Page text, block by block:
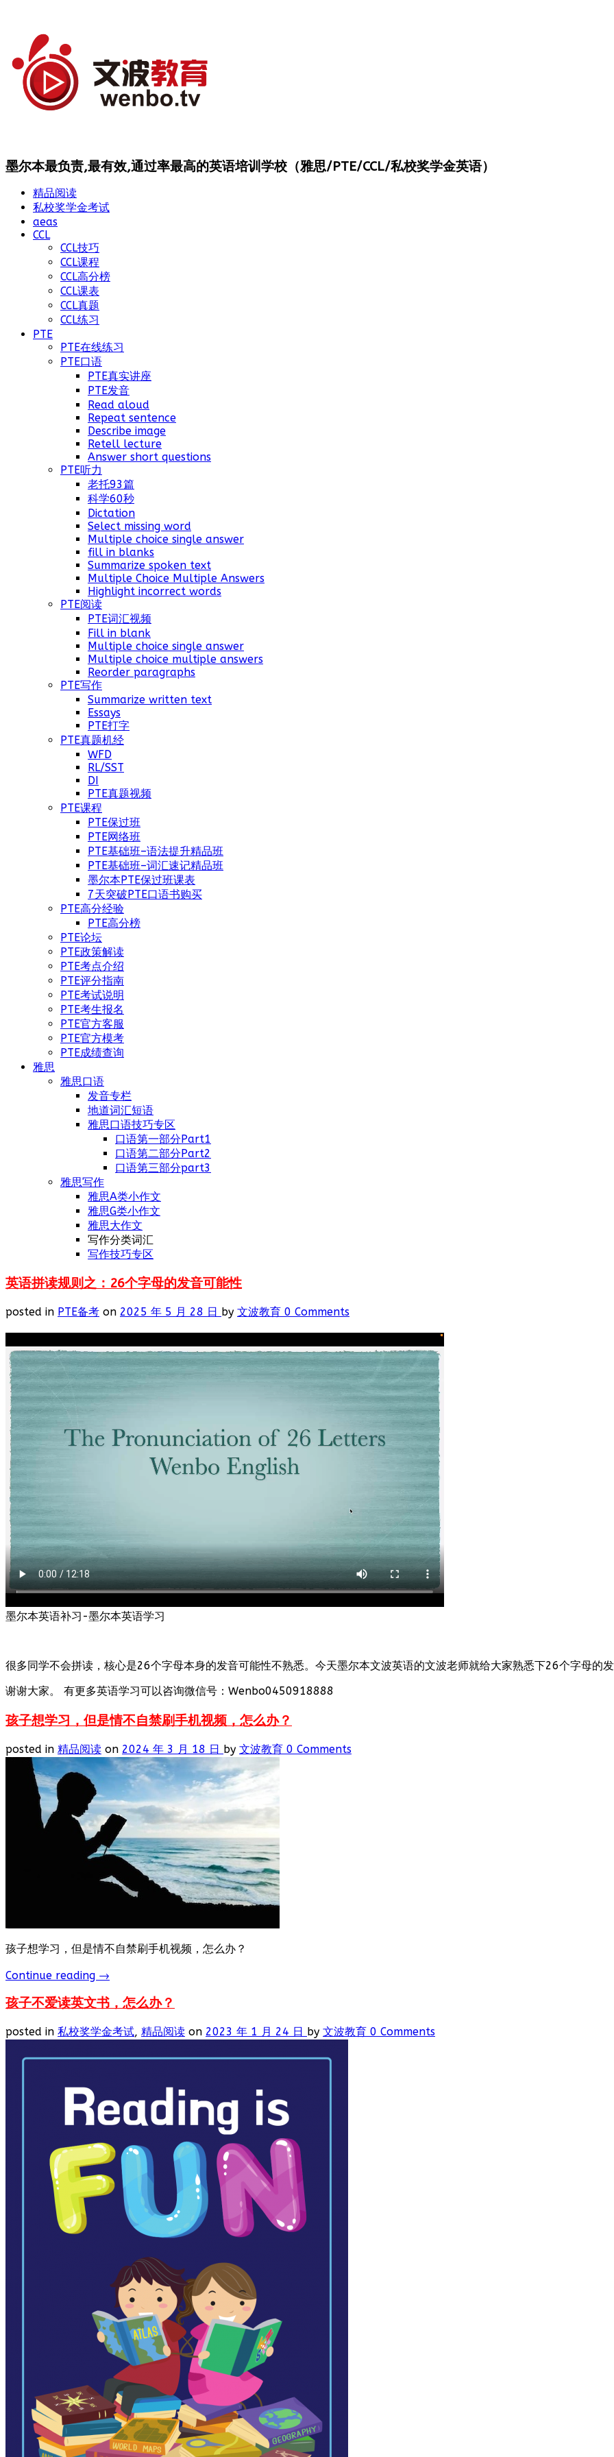
墨尔本最负责,最有效,通过率最高的英语培训学校（雅思/PTE/CCL/私校奖学金英语）
精品阅读
私校奖学金考试
aeas
CCL
CCL技巧
CCL课程
CCL高分榜
CCL课表
CCL真题
CCL练习
PTE
PTE在线练习
PTE口语
PTE真实讲座
PTE发音
Read aloud
Repeat sentence
Describe image
Retell lecture
Answer short questions
PTE听力
老托93篇
科学60秒
Dictation
Select missing word
Multiple choice single answer
fill in blanks
Summarize spoken text
Multiple Choice Multiple Answers
Highlight incorrect words
PTE阅读
PTE词汇视频
Fill in blank
Multiple choice single answer
Multiple choice multiple answers
Reorder paragraphs
PTE写作
Summarize written text
Essays
PTE打字
PTE真题机经
WFD
RL/SST
DI
PTE真题视频
PTE课程
PTE保过班
PTE网络班
PTE基础班–语法提升精品班
PTE基础班–词汇速记精品班
墨尔本PTE保过班课表
7天突破PTE口语书购买
PTE高分经验
PTE高分榜
PTE论坛
PTE政策解读
PTE考点介绍
PTE评分指南
PTE考试说明
PTE考生报名
PTE官方客服
PTE官方模考
PTE成绩查询
雅思
雅思口语
发音专栏
地道词汇短语
雅思口语技巧专区
口语第一部分Part1
口语第二部分Part2
口语第三部分part3
雅思写作
雅思A类小作文
雅思G类小作文
雅思大作文
写作分类词汇
写作技巧专区
英语拼读规则之：26个字母的发音可能性
posted in PTE备考 on 2025 年 5 月 28 日 by 文波教育 0 Comments
墨尔本英语补习-墨尔本英语学习
很多同学不会拼读，核心是26个字母本身的发音可能性不熟悉。今天墨尔本文波英语的文波老师就给大家熟悉下26个字母的发
谢谢大家。 有更多英语学习可以咨询微信号：Wenbo0450918888
孩子想学习，但是情不自禁刷手机视频，怎么办？
posted in 精品阅读 on 2024 年 3 月 18 日 by 文波教育 0 Comments
孩子想学习，但是情不自禁刷手机视频，怎么办？
Continue reading →
孩子不爱读英文书，怎么办？
posted in 私校奖学金考试, 精品阅读 on 2023 年 1 月 24 日 by 文波教育 0 Comments